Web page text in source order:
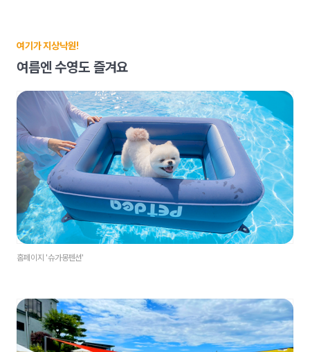
여기가 지상낙원!
여름엔 수영도 즐겨요
홈페이지 '슈가몽펜션'